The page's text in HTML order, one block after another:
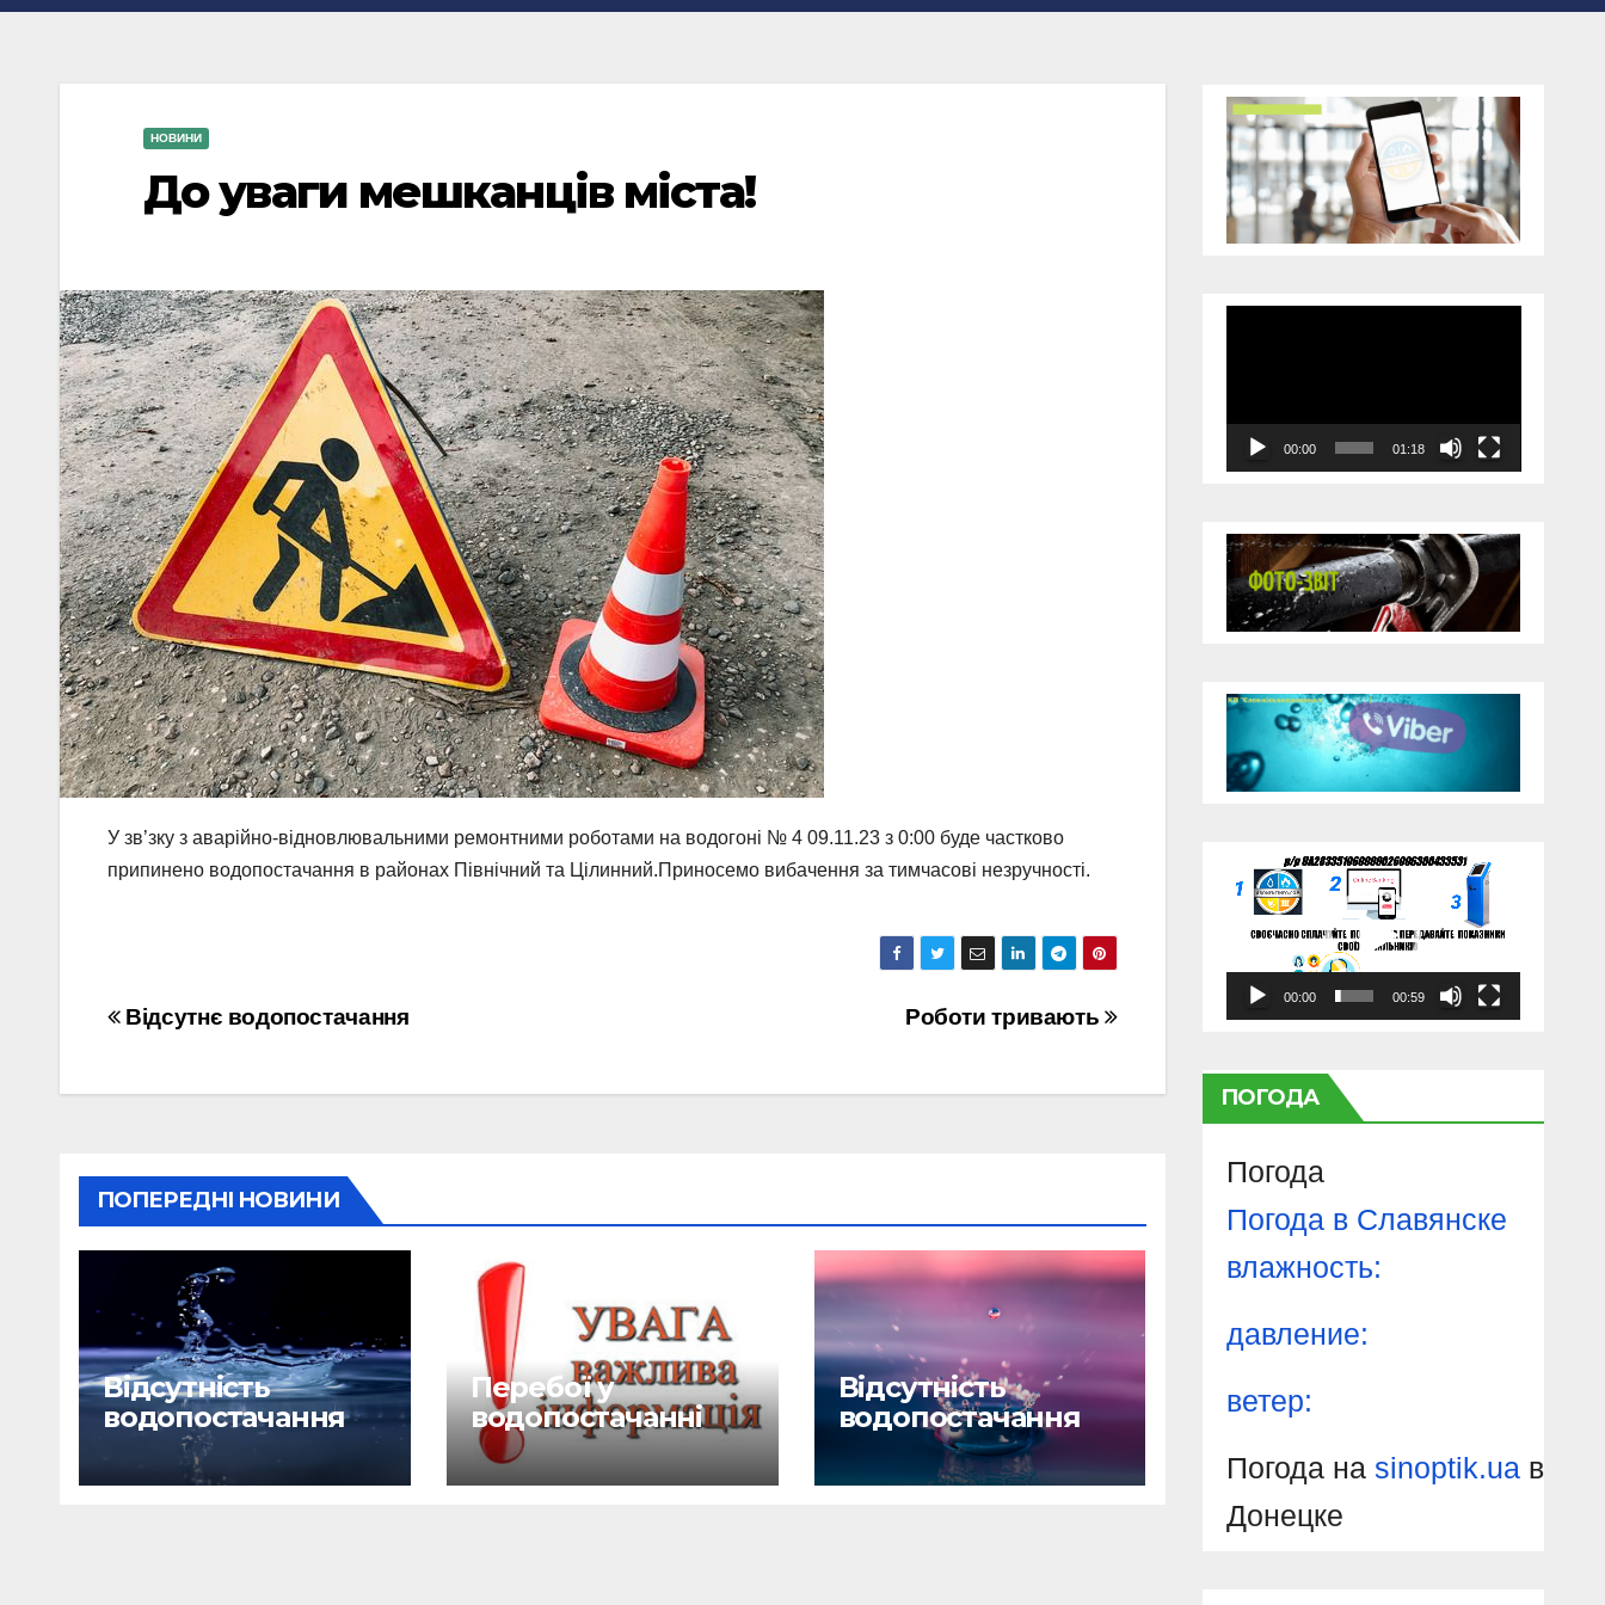
НОВИНИ
До уваги мешканців міста!
У зв’зку з аварійно-відновлювальними ремонтними роботами на водогоні № 4 09.11.23 з 0:00 буде частково
припинено водопостачання в районах Північний та Цілинний.Приносемо вибачення за тимчасові незручності.
Навігація
Роботи тривають
Відсутнє водопостачання
ПОПЕРЕДНІ НОВИНИ
Відсутність
водопостачання
29.06.26
Перебої у
водопостачанні
28.06.26
Відсутність
водопостачання
27.04.26
00:00 01:18
Відеопрогравач
00:00 00:59
ПОГОДА
Погода
Погода в Славянске
влажность:
давление:
ветер:
Погода на sinoptik.uaв
Донецке